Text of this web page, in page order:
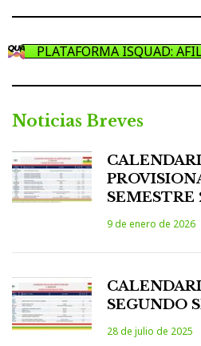
PLATAFORMA ISQUAD:
Noticias Breves
SEMESTRE
9 de enero de 2026
SEGUNDO
28 de julio de 2025